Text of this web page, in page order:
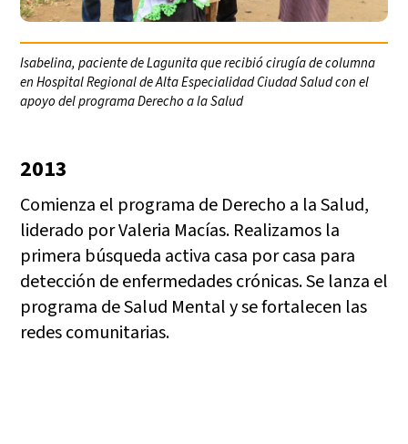
Isabelina, paciente de Lagunita que recibió cirugía de columna
en Hospital Regional de Alta Especialidad Ciudad Salud con el
apoyo del programa Derecho a la Salud
2013
Comienza el programa de Derecho a la Salud,
liderado por Valeria Macías. Realizamos la
primera búsqueda activa casa por casa para
detección de enfermedades crónicas. Se lanza el
programa de Salud Mental y se fortalecen las
redes comunitarias.